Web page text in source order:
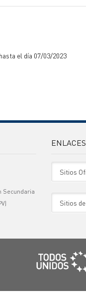
el día 07/03/2023
Secundaria
ENLACES